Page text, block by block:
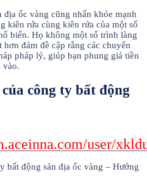
ốc vàng cũng nhấn khỏe mạnh
kiên rứa cùng kiên rứa của một số
biến. Họ không một số trình làng
đảm đề cập rằng các chuyển
pháp lý, giúp bạn phung giá tiền
vào.
công ty bất động
user/